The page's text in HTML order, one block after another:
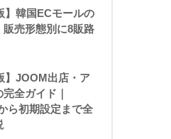
】韓国ECモールの
販売形態別に8販路
】JOOM出店・ア
全ガイド｜
ら初期設定まで全